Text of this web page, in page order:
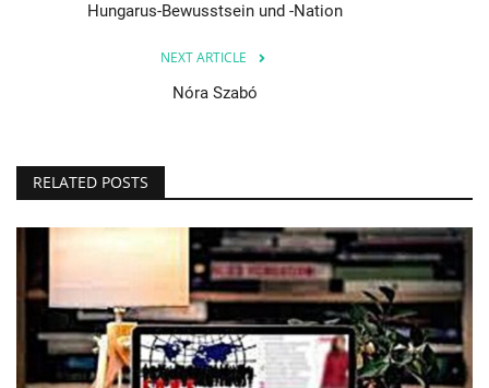
Hungarus-Bewusstsein und -Nation
NEXT ARTICLE
Nóra Szabó
RELATED POSTS